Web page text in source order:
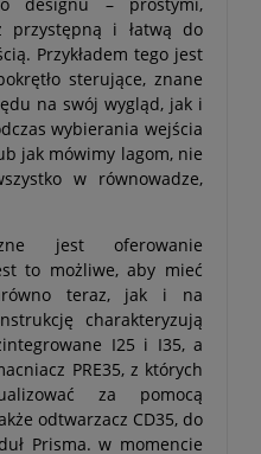
przystępną i łatwą do
Przykładem tego jest
sterujące, znane
na swój wygląd, jak i
wybierania wejścia
jak mówimy lagom, nie
w równowadze,
jest oferowanie
to możliwe, aby mieć
teraz, jak i na
charakteryzują
I25 i I35, a
PRE35, z których
za pomocą
odtwarzacz CD35, do
Prisma. w momencie